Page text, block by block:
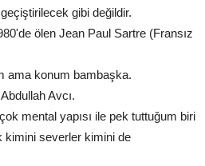
gibi değildir.
ölen Jean Paul Sartre (Fransız
ama konum bambaşka.
Avcı.
mental yapısı ile pek tuttuğum biri
kimini severler kimini de